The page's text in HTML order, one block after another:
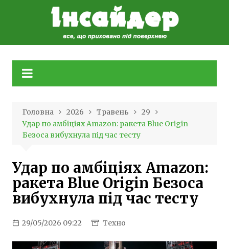
Головна 2026 Травень
29
Удар по амбіціях Amazon: ракета Blue Origin
Безоса вибухнула під час тесту
Удар по амбіціях Amazon:
ракета Blue Origin Безоса
вибухнула під час тесту
29/05/2026 09:22 Техно